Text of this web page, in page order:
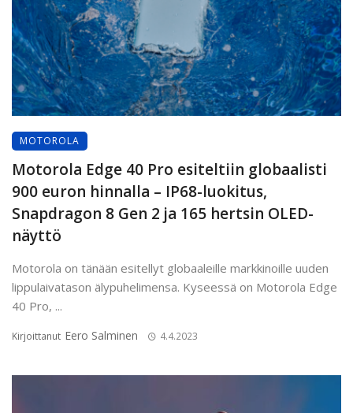
MOTOROLA
Motorola Edge 40 Pro esiteltiin globaalisti
900 euron hinnalla – IP68-luokitus,
Snapdragon 8 Gen 2 ja 165 hertsin OLED-
näyttö
Motorola on tänään esitellyt globaaleille markkinoille uuden
lippulaivatason älypuhelimensa. Kyseessä on Motorola Edge
40 Pro, ...
Kirjoittanut Eero Salminen 4.4.2023